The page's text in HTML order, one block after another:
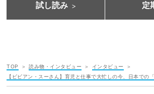
試し読み 定
TOP 読み物・インタビュー
インタビュー
【ビビアン・スーさん】育児と仕事で大忙しの今、日本での